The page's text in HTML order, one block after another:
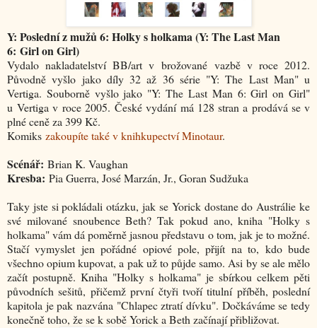
Y: Poslední z mužů 6: Holky s holkama (Y: The Last Man
6: Girl on Girl)
Vydalo nakladatelství BB/art v brožované vazbě v roce 2012.
Původně vyšlo jako díly 32 až 36 série "Y: The Last Man" u
Vertiga. Souborně vyšlo jako "Y: The Last Man 6: Girl on Girl"
u Vertiga v roce 2005. České vydání má 128 stran a prodává se v
plné ceně za 399 Kč.
Komiks zakoupíte také v knihkupectví Minotaur.
Scénář: Brian K. Vaughan
Kresba: Pia Guerra, José Marzán, Jr., Goran Sudžuka
Taky jste si pokládali otázku, jak se Yorick dostane do Austrálie ke
své milované snoubence Beth? Tak pokud ano, kniha "Holky s
holkama" vám dá poměrně jasnou představu o tom, jak je to možné.
Stačí vymyslet jen pořádné opiové pole, přijít na to, kdo bude
všechno opium kupovat, a pak už to půjde samo. Asi by se ale mělo
začít postupně. Kniha "Holky s holkama" je sbírkou celkem pěti
původních sešitů, přičemž první čtyři tvoří titulní příběh, poslední
kapitola je pak nazvána "Chlapec ztratí dívku". Dočkáváme se tedy
konečně toho, že se k sobě Yorick a Beth začínají přibližovat.